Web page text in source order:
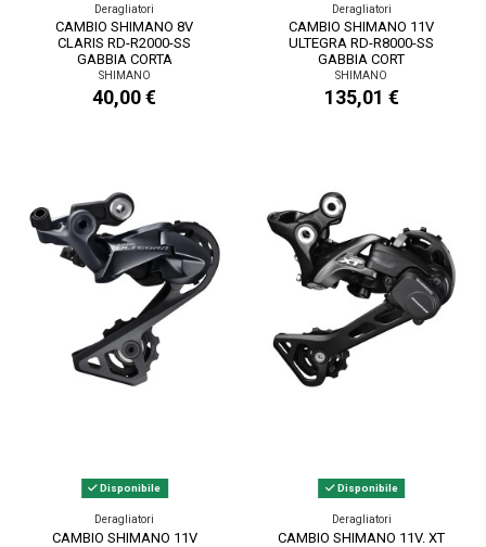
Deragliatori
CAMBIO SHIMANO 8V
CLARIS RD-R2000-SS
GABBIA CORTA
SHIMANO
40,00 €
Deragliatori
CAMBIO SHIMANO 11V
ULTEGRA RD-R8000-SS
GABBIA CORT
SHIMANO
135,01 €
Disponibile
Deragliatori
CAMBIO SHIMANO 11V
Disponibile
Deragliatori
CAMBIO SHIMANO 11V. XT